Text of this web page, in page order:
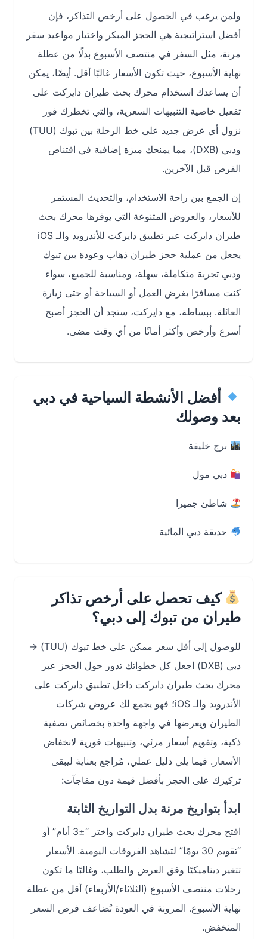
ولمن يرغب في الحصول على أرخص التذاكر، فإن
أفضل استراتيجية هي الحجز المبكر واختيار مواعيد سفر
مرنة، مثل السفر في منتصف الأسبوع بدلًا من عطلة
نهاية الأسبوع، حيث تكون الأسعار غالبًا أقل. أيضًا، يمكن
أن يساعدك استخدام محرك بحث طيران دايركت على
تفعيل خاصية التنبيهات السعرية، والتي تخطرك فور
نزول أي عرض جديد على خط الرحلة بين تبوك (TUU)
ودبي (DXB)، مما يمنحك ميزة إضافية في اقتناص
الفرص قبل الآخرين.
إن الجمع بين راحة الاستخدام، والتحديث المستمر
للأسعار، والعروض المتنوعة التي يوفرها محرك بحث
طيران دايركت عبر تطبيق دايركت للأندرويد والـ iOS
يجعل من عملية حجز طيران ذهاب وعودة بين تبوك
ودبي تجربة متكاملة، سهلة، ومناسبة للجميع، سواء
كنت مسافرًا بغرض العمل أو السياحة أو حتى زيارة
العائلة. ببساطة، مع دايركت، ستجد أن الحجز أصبح
أسرع وأرخص وأكثر أمانًا من أي وقت مضى.
أفضل الأنشطة السياحية في دبي
بعد وصولك
برج خليفة
دبي مول
شاطئ جميرا
حديقة دبي المائية
كيف تحصل على أرخص تذاكر
طيران من تبوك إلى دبي؟
للوصول إلى أقل سعر ممكن على خط تبوك (TUU) →
دبي (DXB) اجعل كل خطواتك تدور حول الحجز عبر
محرك بحث طيران دايركت داخل تطبيق دايركت على
الأندرويد والـ iOS؛ فهو يجمع لك عروض شركات
الطيران ويعرضها في واجهة واحدة بخصائص تصفية
ذكية، وتقويم أسعار مرئي، وتنبيهات فورية لانخفاض
الأسعار. فيما يلي دليل عملي، مُراجع بعناية ليبقى
تركيزك على الحجز بأفضل قيمة دون مفاجآت:
ابدأ بتواريخ مرنة بدل التواريخ الثابتة
افتح محرك بحث طيران دايركت واختر “±3 أيام” أو
“تقويم 30 يومًا” لتشاهد الفروقات اليومية. الأسعار
تتغير ديناميكيًا وفق العرض والطلب، وغالبًا ما تكون
رحلات منتصف الأسبوع (الثلاثاء/الأربعاء) أقل من عطلة
نهاية الأسبوع. المرونة في العودة تُضاعف فرص السعر
المنخفض.